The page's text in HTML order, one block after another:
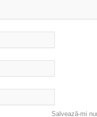
Salvează-mi